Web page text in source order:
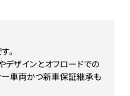
。
デザインとオフロードでの
車両かつ新車保証継承も